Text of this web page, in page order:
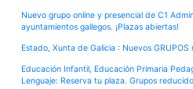
Nuevo grupo online y presencial de C1
ayuntamientos gallegos. ¡Plazas abiertas!
Estado, Xunta de Galicia : Nuevos
Educación Infantil, Educación Primaria
Lenguaje: Reserva tu plaza. Grupos